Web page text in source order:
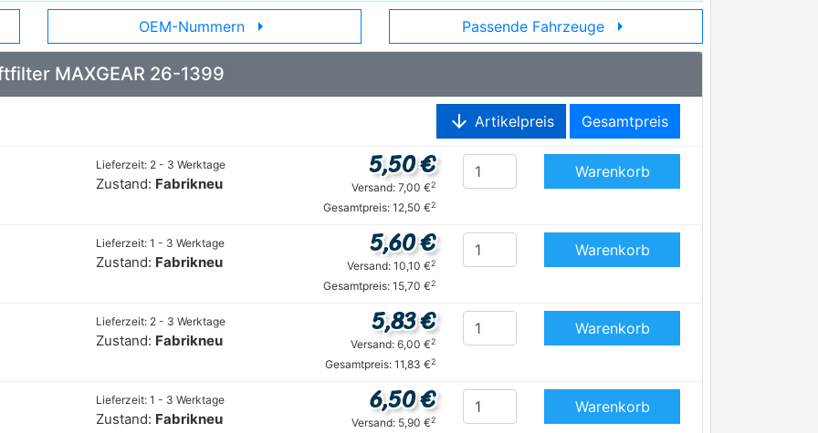
OEM-Nummern arrow_right Passende Fahrzeuge arrow_right
MAXGEAR 26-1399
arrow_downward Artikelpreis Gesamtpreis
Lieferzeit: 2 - 3 Werktage
Zustand: Fabrikneu
5,50 €
Versand: 7,00 €2
Gesamtpreis: 12,50 €2
Warenkorb
Lieferzeit: 1 - 3 Werktage
Zustand: Fabrikneu
5,60 €
Versand: 10,10 €2
Gesamtpreis: 15,70 €2
Warenkorb
Lieferzeit: 2 - 3 Werktage
Zustand: Fabrikneu
5,83 €
Versand: 6,00 €2
Gesamtpreis: 11,83 €2
Warenkorb
Lieferzeit: 1 - 3 Werktage
Zustand: Fabrikneu
6,50 €
Versand: 5,90 €2
Warenkorb